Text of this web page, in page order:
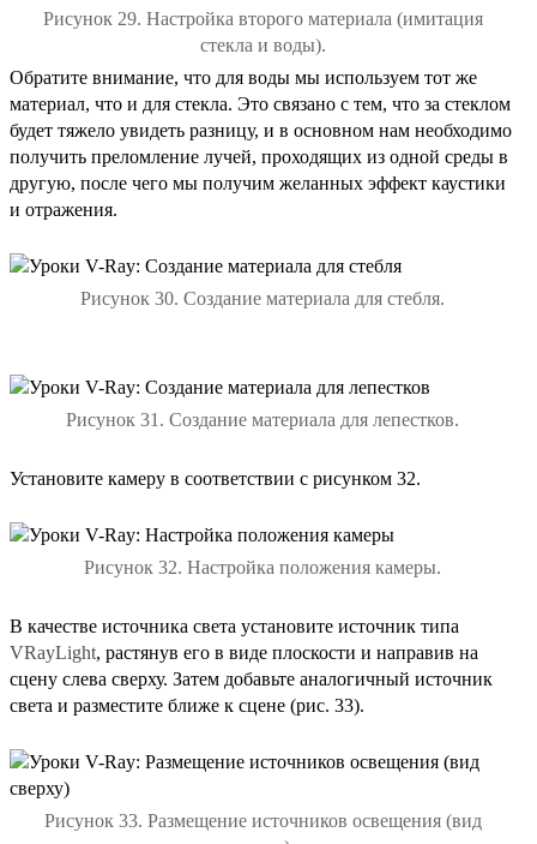
Рисунок 29. Настройка второго материала (имитация
стекла и воды).
Обратите внимание, что для воды мы используем тот же
материал, что и для стекла. Это связано с тем, что за стеклом
будет тяжело увидеть разницу, и в основном нам необходимо
получить преломление лучей, проходящих из одной среды в
другую, после чего мы получим желанных эффект каустики
и отражения.
Рисунок 30. Создание материала для стебля.
Рисунок 31. Создание материала для лепестков.
Установите камеру в соответствии с рисунком 32.
Рисунок 32. Настройка положения камеры.
В качестве источника света установите источник типа
VRayLight, растянув его в виде плоскости и направив на
сцену слева сверху. Затем добавьте аналогичный источник
света и разместите ближе к сцене (рис. 33).
Рисунок 33. Размещение источников освещения (вид